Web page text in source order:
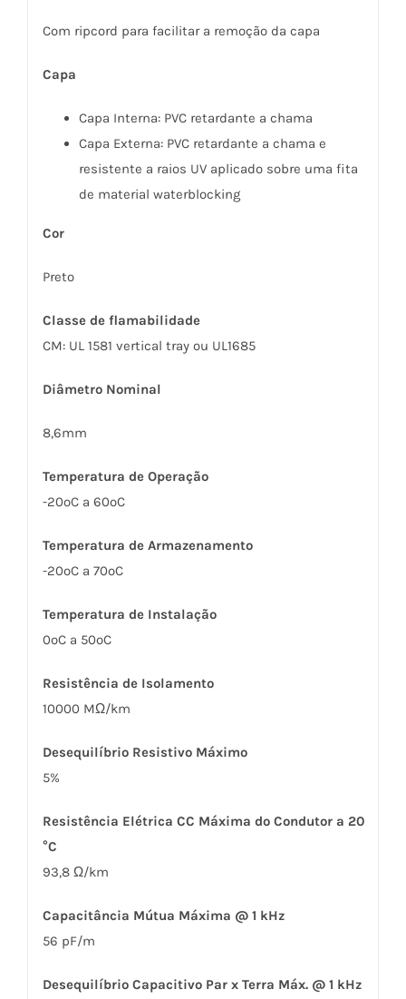
Com ripcord para facilitar a remoção da capa
Capa
Capa Interna: PVC retardante a chama
Capa Externa: PVC retardante a chama e
resistente a raios UV aplicado sobre uma fita
de material waterblocking
Cor
Preto
Classe de flamabilidade
CM: UL 1581 vertical tray ou UL1685
Diâmetro Nominal
8,6mm
Temperatura de Operação
-20ºC a 60ºC
Temperatura de Armazenamento
-20ºC a 70ºC
Temperatura de Instalação
0ºC a 50ºC
Resistência de Isolamento
10000 MΩ/km
Desequilíbrio Resistivo Máximo
5%
Resistência Elétrica CC Máxima do Condutor a 20
°C
93,8 Ω/km
Capacitância Mútua Máxima @ 1 kHz
56 pF/m
Desequilíbrio Capacitivo Par x Terra Máx. @ 1 kHz